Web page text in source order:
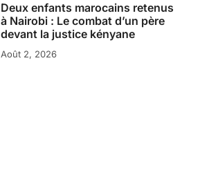
Deux enfants marocains retenus
à Nairobi : Le combat d’un père
devant la justice kényane
Août 2, 2026